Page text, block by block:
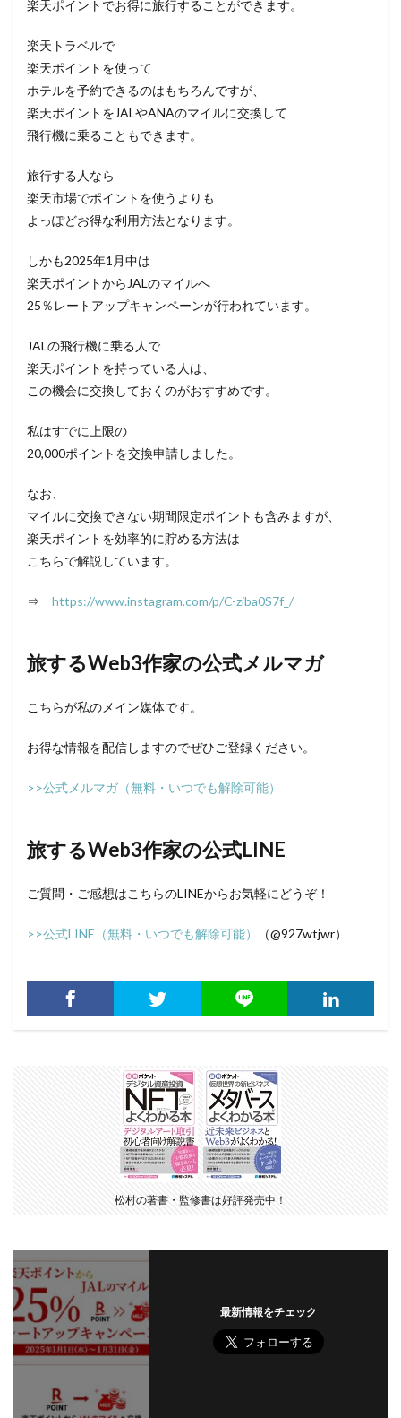
楽天ポイントでお得に旅行することができます。
楽天トラベルで
楽天ポイントを使って
ホテルを予約できるのはもちろんですが、
楽天ポイントをJALやANAのマイルに交換して
飛行機に乗ることもできます。
旅行する人なら
楽天市場でポイントを使うよりも
よっぽどお得な利用方法となります。
しかも2025年1月中は
楽天ポイントからJALのマイルへ
25％レートアップキャンペーンが行われています。
JALの飛行機に乗る人で
楽天ポイントを持っている人は、
この機会に交換しておくのがおすすめです。
私はすでに上限の
20,000ポイントを交換申請しました。
なお、
マイルに交換できない期間限定ポイントも含みますが、
楽天ポイントを効率的に貯める方法は
こちらで解説しています。
⇒ https://www.instagram.com/p/C-ziba0S7f_/
旅するWeb3作家の公式メルマガ
こちらが私のメイン媒体です。
お得な情報を配信しますのでぜひご登録ください。
>>公式メルマガ（無料・いつでも解除可能）
旅するWeb3作家の公式LINE
ご質問・ご感想はこちらのLINEからお気軽にどうぞ！
>>公式LINE（無料・いつでも解除可能） （@927wtjwr）
松村の著書・監修書は好評発売中！
最新情報をチェック